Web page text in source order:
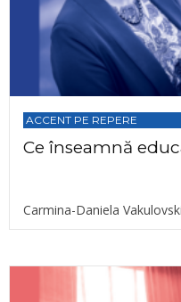
ACCENT PE REPERE
Ce înseamnă
Carmina-Daniela Vakulovski